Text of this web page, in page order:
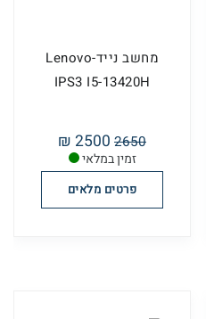
זמין במלאי
מחשב נייד-Lenovo
IPS3 I5-13420H
2650
פרטים מלאים